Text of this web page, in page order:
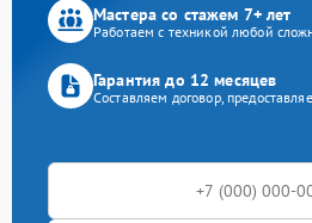
Мастера со стажем 7+ лет
Работаем с техникой любой
Гарантия до 12 месяцев
Составляем договор,